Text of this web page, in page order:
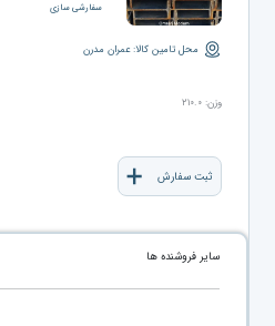
سفارشی سازی
محل تامین کالا: عمران مدرن
وزن: ۲۱۰.۰
ثبت سفارش
سایر فروشنده ها